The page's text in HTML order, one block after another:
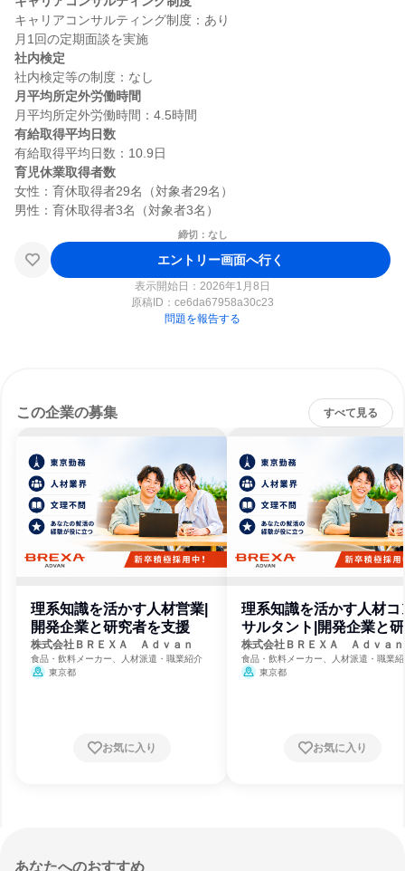
キャリアコンサルティング制度：あり
社内検定
月平均所定外労働時間
有給取得平均日数
育児休業取得者数
女性：育休取得者29名（対象者29名）
締切：なし
エントリー画面へ行く
表示開始日：2026年1月8日
原稿ID： ce6da67958a30c23
問題を報告する
この企業の募集 すべて見る
理系知識を活かす人材営業|
開発企業と研究者を支援
株式会社ＢＲＥＸＡ Ａｄｖａｎ
食品・飲料メーカー、人材派遣・職業紹介
東京都
お気に入り
理系知識を活かす人材コ
サルタント|開発企業と
者を支援
株式会社ＢＲＥＸＡ Ａｄｖａｎ
食品・飲料メーカー、人材派遣・職業
東京都
お気に入り
あなたへのおすすめ